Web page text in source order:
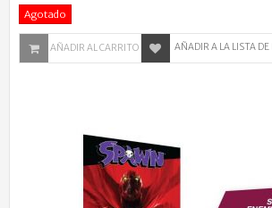
Agotado
AÑADIR AL CARRITO AÑADIR A LA LISTA DE